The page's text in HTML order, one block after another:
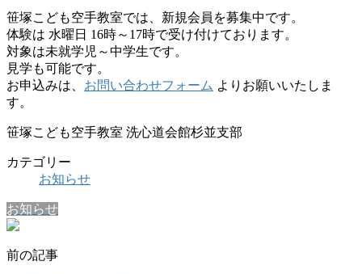
笹塚こども空手教室では、新規会員を募集中です。
体験は 水曜日 16時～17時で受け付けております。
対象は未就学児～中学生です。
見学も可能です。
お申込みは、 お問い合わせフォーム よりお願いいたしま
す。
笹塚こども空手教室 洗心道会館杉並支部
カテゴリー
お知らせ
お知らせ
前の記事